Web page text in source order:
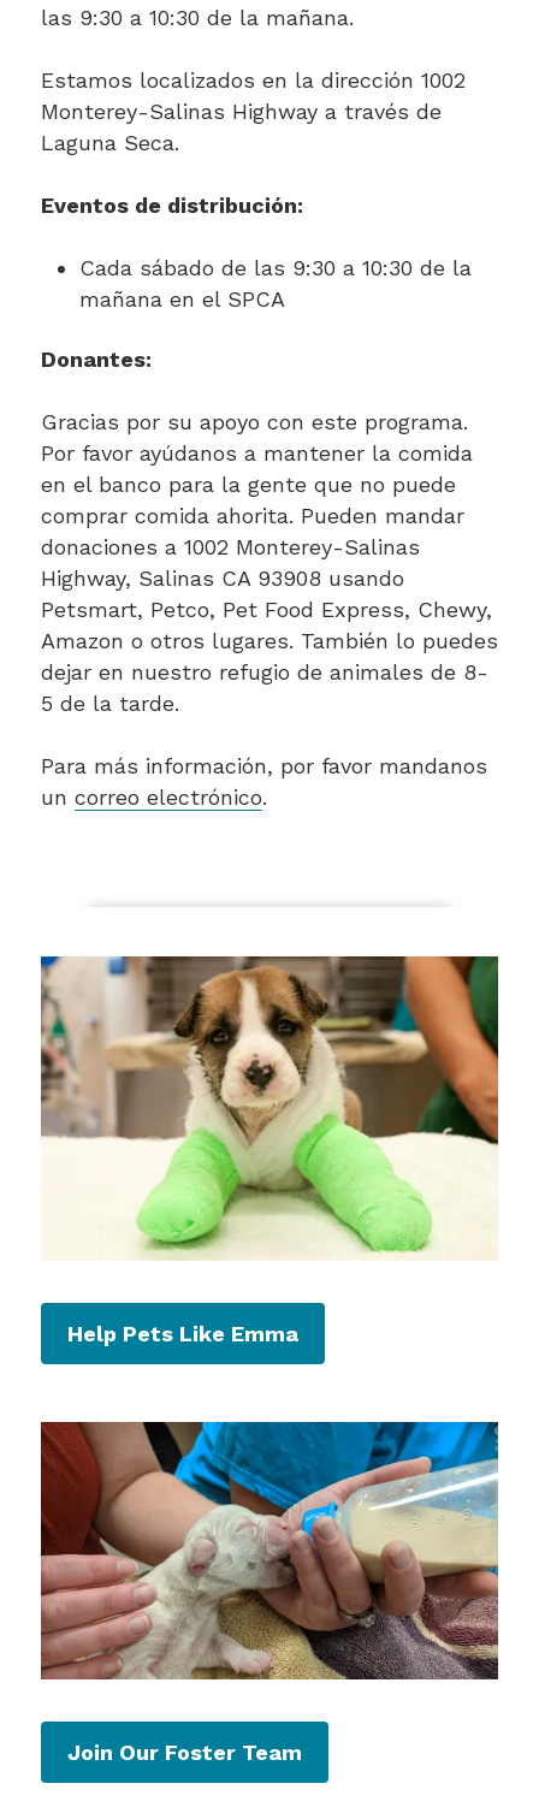
las 9:30 a 10:30 de la mañana.
Estamos localizados en la dirección 1002
Monterey-Salinas Highway a través de
Laguna Seca.
Eventos de distribución:
Cada sábado de las 9:30 a 10:30 de la
mañana en el SPCA
Donantes:
Gracias por su apoyo con este programa.
Por favor ayúdanos a mantener la comida
en el banco para la gente que no puede
comprar comida ahorita. Pueden mandar
donaciones a 1002 Monterey-Salinas
Highway, Salinas CA 93908 usando
Petsmart, Petco, Pet Food Express, Chewy,
Amazon o otros lugares. También lo puedes
dejar en nuestro refugio de animales de 8-
5 de la tarde.
Para más información, por favor mandanos
un correo electrónico.
Help Pets Like Emma
Join Our Foster Team